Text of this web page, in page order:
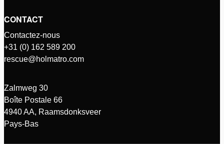
CONTACT
Contactez-nous
+31 (0) 162 589 200
rescue@holmatro.com
Zalmweg 30
Boîte Postale 66
4940 AA, Raamsdonksveer
Pays-Bas